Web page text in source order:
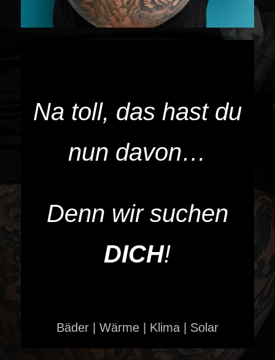
Na toll, das hast du
nun davon…
Denn wir suchen
DICH!
Bäder | Wärme | Klima | Solar